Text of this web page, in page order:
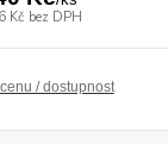
Kč bez DPH
/ dostupnost